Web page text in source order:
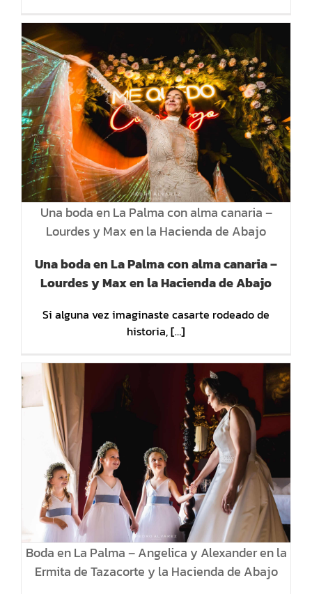
Una boda en La Palma con alma canaria –
Lourdes y Max en la Hacienda de Abajo
Una boda en La Palma con alma canaria –
Lourdes y Max en la Hacienda de Abajo
Si alguna vez imaginaste casarte rodeado de
historia, […]
Boda en La Palma – Angelica y Alexander en la
Ermita de Tazacorte y la Hacienda de Abajo